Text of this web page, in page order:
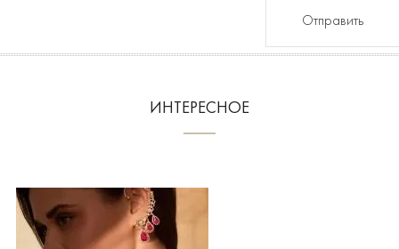
Отправить
ИНТЕРЕСНОЕ